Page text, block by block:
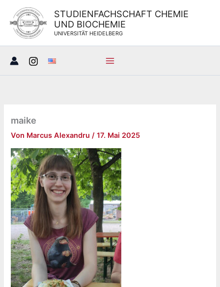
Inhalt
springen
STUDIENFACHSCHAFT CHEMIE
UND BIOCHEMIE
UNIVERSITÄT HEIDELBERG
maike
Von Marcus Alexandru/17. Mai 2025